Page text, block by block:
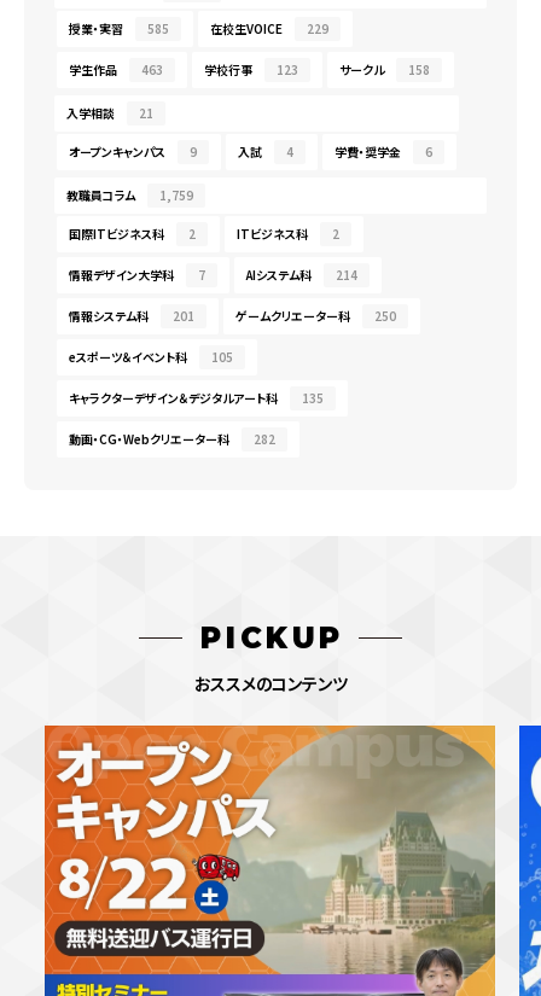
授業・実習 585 在校生VOICE 229
学生作品 463 学校行事 123 サークル 158
入学相談 21
オープンキャンパス 9 入試 4 学費・奨学金 6
教職員コラム 1,759
国際ITビジネス科 2 ITビジネス科 2
情報デザイン大学科 7 AIシステム科 214
情報システム科 201 ゲームクリエーター科 250
eスポーツ＆イベント科 105
キャラクターデザイン＆デジタルアート科 135
動画・CG・Webクリエーター科 282
PICKUP
おススメのコンテンツ